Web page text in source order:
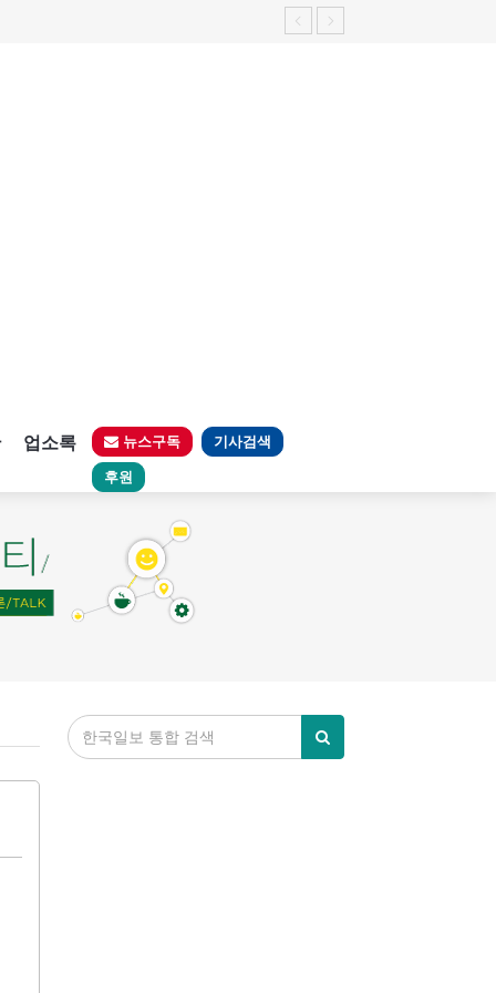
업소록 뉴스구독 기사검색
후원